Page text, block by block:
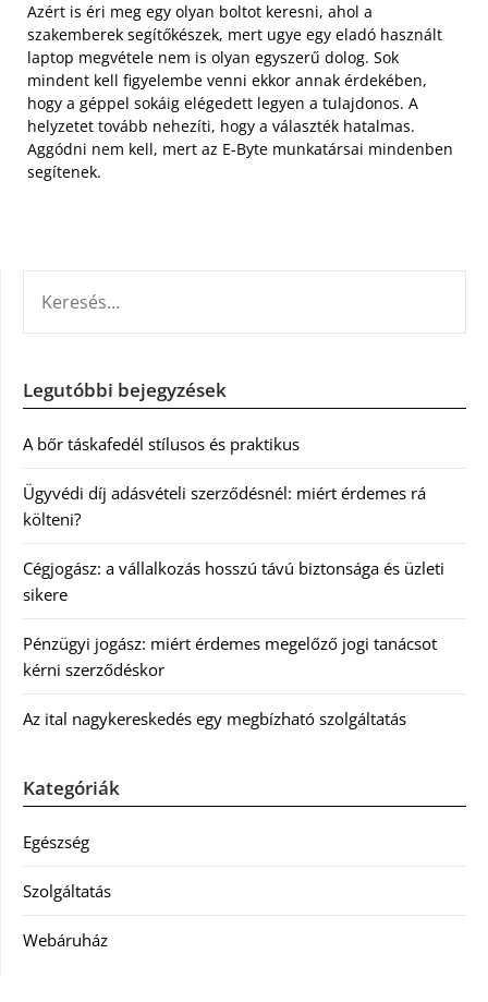
Azért is éri meg egy olyan boltot keresni, ahol a
szakemberek segítőkészek, mert ugye egy eladó használt
laptop megvétele nem is olyan egyszerű dolog. Sok
mindent kell figyelembe venni ekkor annak érdekében,
hogy a géppel sokáig elégedett legyen a tulajdonos. A
helyzetet tovább nehezíti, hogy a választék hatalmas.
Aggódni nem kell, mert az E-Byte munkatársai mindenben
segítenek.
Legutóbbi bejegyzések
A bőr táskafedél stílusos és praktikus
Ügyvédi díj adásvételi szerződésnél: miért érdemes rá
költeni?
Cégjogász: a vállalkozás hosszú távú biztonsága és üzleti
sikere
Pénzügyi jogász: miért érdemes megelőző jogi tanácsot
kérni szerződéskor
Az ital nagykereskedés egy megbízható szolgáltatás
Kategóriák
Egészség
Szolgáltatás
Webáruház